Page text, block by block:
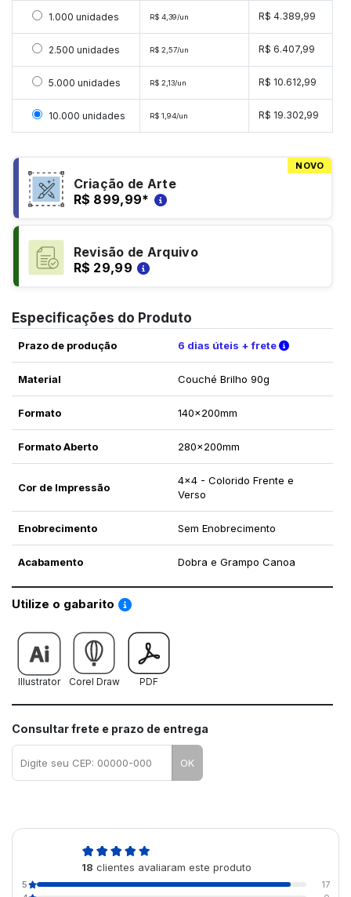
Selecionar 1000 unidades
1.000 unidades R$ 4,39/un R$ 4.389,99
Selecionar 2500 unidades
2.500 unidades R$ 2,57/un R$ 6.407,99
Selecionar 5000 unidades
5.000 unidades R$ 2,13/un R$ 10.612,99
Selecionar 10000 unidades
10.000 unidades R$ 1,94/un R$ 19.302,99
NOVO
Criação de Arte
R$ 899,99*
Revisão de Arquivo
R$ 29,99
Especificações do Produto
Prazo de produção 6 dias úteis + frete Verifique
Material Couché Brilho 90g
Formato 140x200mm
Formato Aberto 280x200mm
Cor de Impressão
4x4 - Colorido Frente e
Verso
Enobrecimento Sem Enobrecimento
Acabamento Dobra e Grampo Canoa
Utilize o gabarito Saiba como utilizar os nossos gabaritos
Illustrator Corel Draw PDF
Consultar frete e prazo de entrega
OK
18 clientes avaliaram este produto
5
17